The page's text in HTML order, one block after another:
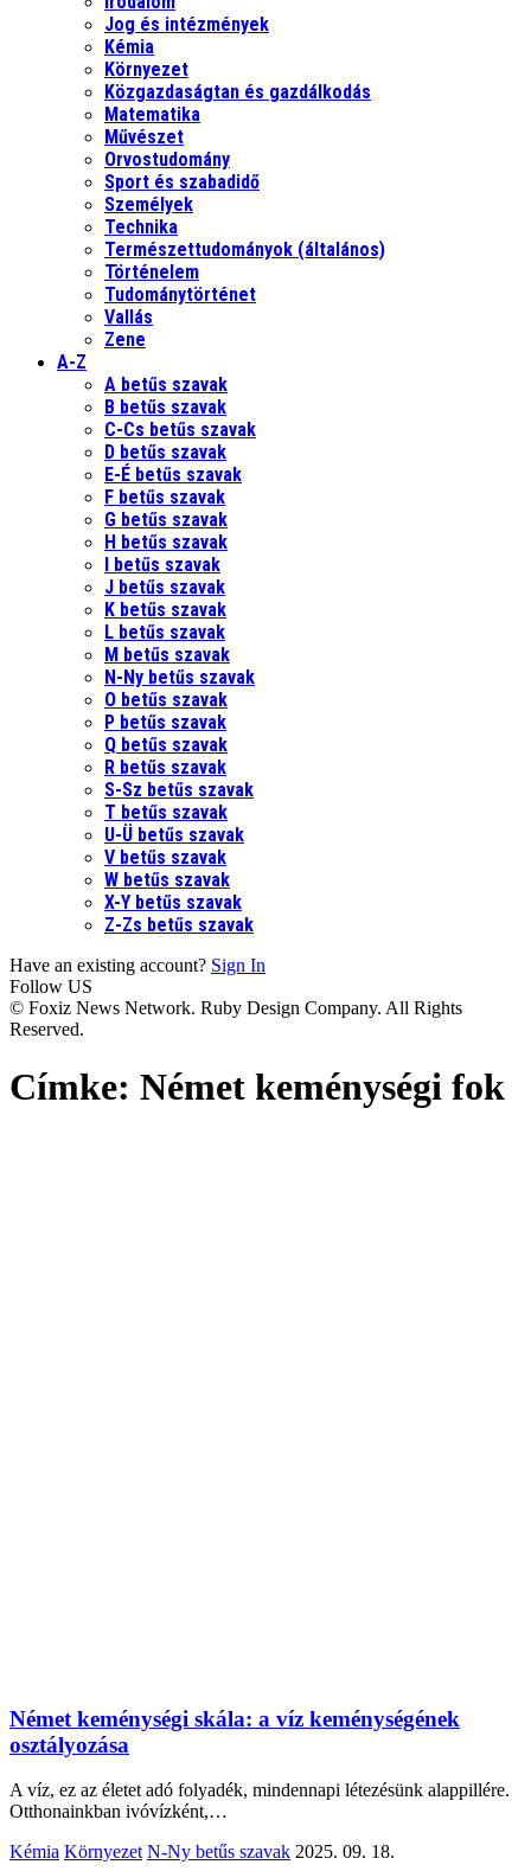
Jog és intézmények
Kémia
Környezet
Közgazdaságtan és gazdálkodás
Matematika
Művészet
Orvostudomány
Sport és szabadidő
Személyek
Technika
Természettudományok (általános)
Történelem
Tudománytörténet
Vallás
Zene
A-Z
A betűs szavak
B betűs szavak
C-Cs betűs szavak
D betűs szavak
E-É betűs szavak
F betűs szavak
G betűs szavak
H betűs szavak
I betűs szavak
J betűs szavak
K betűs szavak
L betűs szavak
M betűs szavak
N-Ny betűs szavak
O betűs szavak
P betűs szavak
Q betűs szavak
R betűs szavak
S-Sz betűs szavak
T betűs szavak
U-Ü betűs szavak
V betűs szavak
W betűs szavak
X-Y betűs szavak
Z-Zs betűs szavak
Have an existing account? Sign In
Follow US
© Foxiz News Network. Ruby Design Company. All Rights
Reserved.
Címke: Német keménységi fok
Német keménységi skála: a víz keménységének
osztályozása
A víz, ez az életet adó folyadék, mindennapi létezésünk alappillére.
Otthonainkban ivóvízként,…
Kémia Környezet N-Ny betűs szavak 2025. 09. 18.